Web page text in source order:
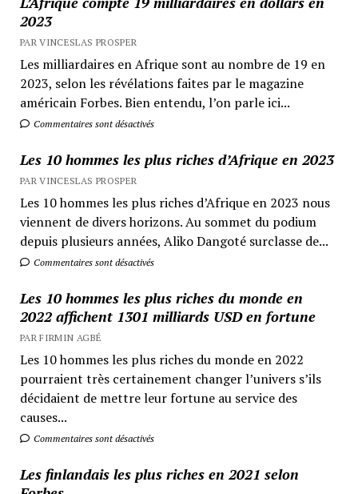
2023
PAR VINCESLAS PROSPER
Les milliardaires en Afrique sont au nombre de 19 en
2023, selon les révélations faites par le magazine
américain Forbes. Bien entendu, l’on parle ici...
Commentaires sont désactivés
Les 10 hommes les plus riches d’Afrique en 2023
PAR VINCESLAS PROSPER
Les 10 hommes les plus riches d’Afrique en 2023 nous
viennent de divers horizons. Au sommet du podium
depuis plusieurs années, Aliko Dangoté surclasse de...
Commentaires sont désactivés
Les 10 hommes les plus riches du monde en
2022 affichent 1301 milliards USD en fortune
PAR FIRMIN AGBÉ
Les 10 hommes les plus riches du monde en 2022
pourraient très certainement changer l’univers s’ils
décidaient de mettre leur fortune au service des
causes...
Commentaires sont désactivés
Les finlandais les plus riches en 2021 selon